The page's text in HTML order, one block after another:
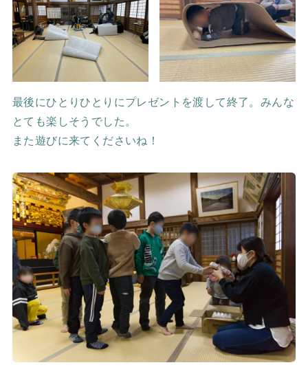
最後にひとりひとりにプレゼントを渡して終了。みんな
とても楽しそうでした。
また遊びに来てくださいね！